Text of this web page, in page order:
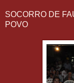
SOCORRO DE
POVO